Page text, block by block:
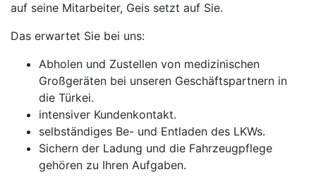
auf seine Mitarbeiter, Geis setzt auf Sie.
Das erwartet Sie bei uns:
Abholen und Zustellen von medizinischen
Großgeräten bei unseren Geschäftspartnern in
die Türkei.
intensiver Kundenkontakt.
selbständiges Be- und Entladen des LKWs.
Sichern der Ladung und die Fahrzeugpflege
gehören zu Ihren Aufgaben.